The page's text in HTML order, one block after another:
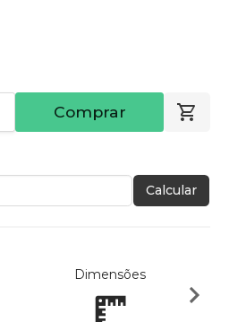
Comprar
Calcular
Dimensões